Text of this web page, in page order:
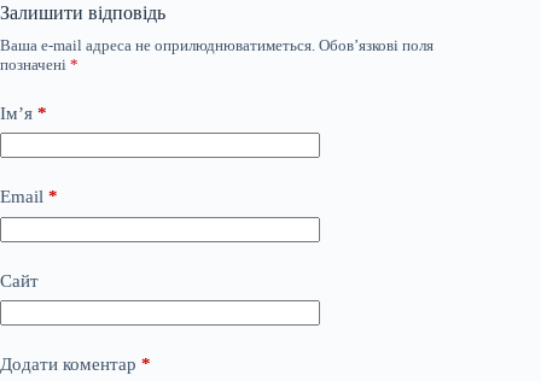
Залишити відповідь
Ваша e-mail адреса не оприлюднюватиметься. Обов’язкові поля
позначені *
Ім’я *
Email *
Сайт
Додати коментар *